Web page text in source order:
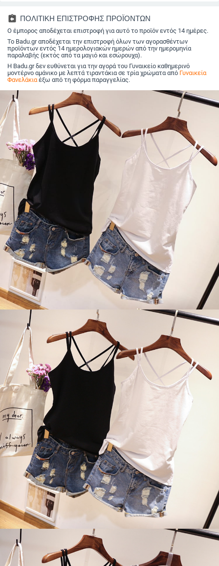
μικρό γιλέκο με
τιράντες
Στενή Γραμμή
Αδυνατίσματος Street
Fashion Γυναικεία
assignment_return ΠΟΛΙΤΙΚΗ ΕΠΙΣΤΡΟΦΗΣ ΠΡΟΪΟΝΤΩΝ
Ο έμπορος αποδέχεται επιστροφή για αυτό το προϊόν εντός 14 ημέρες.
Το Badu.gr αποδέχεται την επιστροφή όλων των αγορασθέντων
προϊόντων εντός 14 ημερολογιακών ημερών από την ημερομηνία
παραλαβής (εκτός από τα μαγιό και εσώρουχα).
Η Badu.gr δεν ευθύνεται για την αγορά του Γυναικείο καθημερινό
μοντέρνο αμάνικο με λεπτά τιραντάκια σε τρία χρώματα από Γυναικεία
Φανελάκιαέξω από τη φόρμα παραγγελίας.